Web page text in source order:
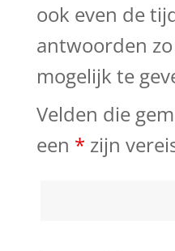
ook even de
antwoorden
mogelijk te
Velden die
een * zijn